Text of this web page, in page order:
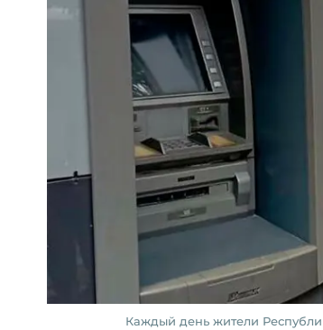
Каждый день жители